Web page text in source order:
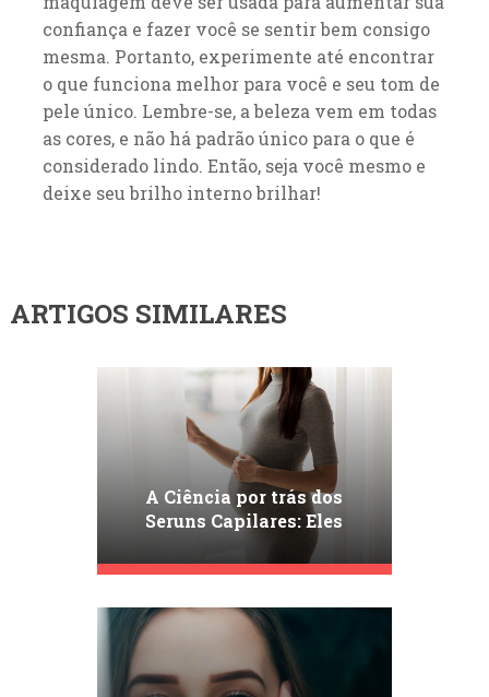
confiança e fazer você se sentir bem consigo
mesma. Portanto, experimente até encontrar
o que funciona melhor para você e seu tom de
pele único. Lembre-se, a beleza vem em todas
as cores, e não há padrão único para o que é
considerado lindo. Então, seja você mesmo e
deixe seu brilho interno brilhar!
ARTIGOS SIMILARES
A Ciência por trás dos
Seruns Capilares: Eles
Realmente Funcionam?